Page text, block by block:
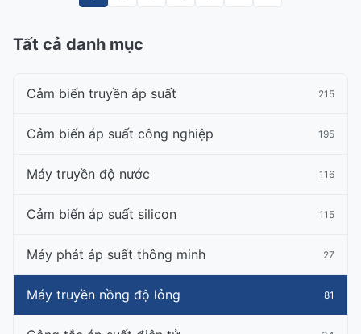
Tất cả danh mục
Cảm biến truyền áp suất 215
Cảm biến áp suất công nghiệp 195
Máy truyền độ nước 116
Cảm biến áp suất silicon 115
Máy phát áp suất thông minh 27
Máy truyền nồng độ lỏng 81